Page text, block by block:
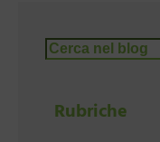
Cerca
Rubriche